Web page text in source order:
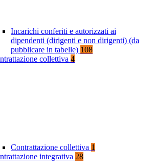
Incarichi conferiti e autorizzati ai
dipendenti (dirigenti e non dirigenti) (da
pubblicare in tabelle) 108
collettiva 4
Contrattazione collettiva 1
integrativa 28